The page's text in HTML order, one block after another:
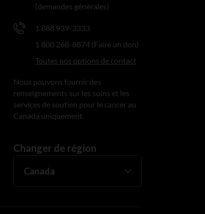
(demandes générales)
1 888 939-3333
1 800 268-8874 (Faire un don)
Toutes nos options de contact
Nous pouvons fournir des
renseignements sur les soins et les
services de soutien pour le cancer au
Canada uniquement.
Changer de région